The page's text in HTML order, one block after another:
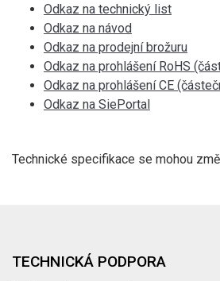
Odkaz na technický list
Odkaz na návod
Odkaz na prodejní brožuru
Odkaz na prohlášení RoHS
Odkaz na prohlášení CE
Odkaz na SiePortal
Technické specifikace se mohou
TECHNICKÁ PODPORA